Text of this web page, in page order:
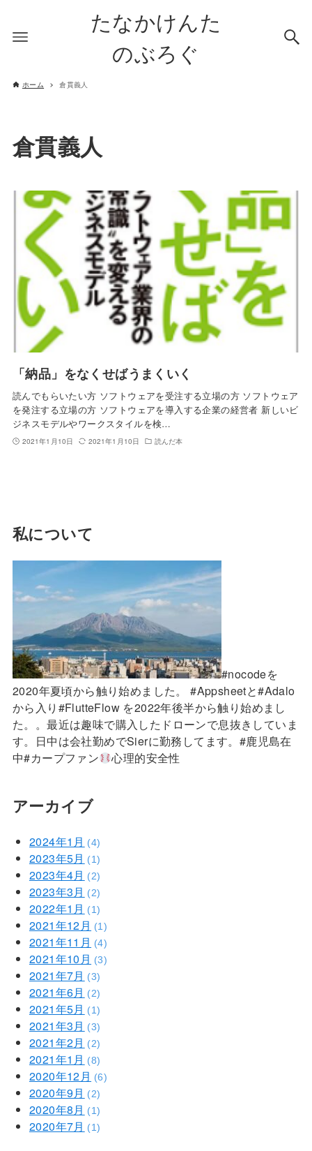
たなかけんた
のぶろぐ
ホーム 倉貫義人
倉貫義人
「納品」をなくせばうまくいく
読んでもらいたい方 ソフトウェアを受注する立場の方 ソフトウェア
を発注する立場の方 ソフトウェアを導入する企業の経営者 新しいビ
ジネスモデルやワークスタイルを検…
2021年1月10日 2021年1月10日 読んだ本
私について
#nocodeを
2020年夏頃から触り始めました。 #Appsheetと#Adalo
から入り#FlutteFlow を2022年後半から触り始めまし
た。。最近は趣味で購入したドローンで息抜きしていま
す。日中は会社勤めでSierに勤務してます。#鹿児島在
中#カープファン
心理的安全性
アーカイブ
2024年1月 (4)
2023年5月 (1)
2023年4月 (2)
2023年3月 (2)
2022年1月 (1)
2021年12月 (1)
2021年11月 (4)
2021年10月 (3)
2021年7月 (3)
2021年6月 (2)
2021年5月 (1)
2021年3月 (3)
2021年2月 (2)
2021年1月 (8)
2020年12月 (6)
2020年9月 (2)
2020年8月 (1)
2020年7月 (1)